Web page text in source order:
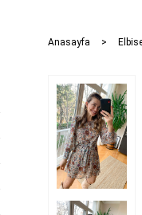
Anasayfa